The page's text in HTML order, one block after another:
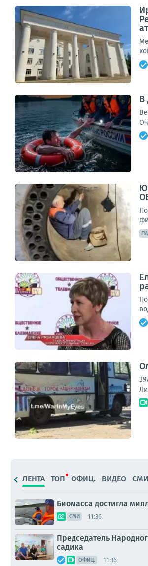
В
ЛЕНТА ТОП ОФИЦ. ВИДЕО СМИ
Биомасса достигла
СМИ 11:36
Председатель
садика
ОФИЦ. 11:36